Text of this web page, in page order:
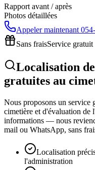
Rapport avant / après
Photos détaillées
Appeler maintenant
Sans fraisService gratuit
Localisation
gratuites au
Nous proposons un service
cimetière et d'évaluation de
informations — nous
mail ou WhatsApp, sans
Localisation
l'administration